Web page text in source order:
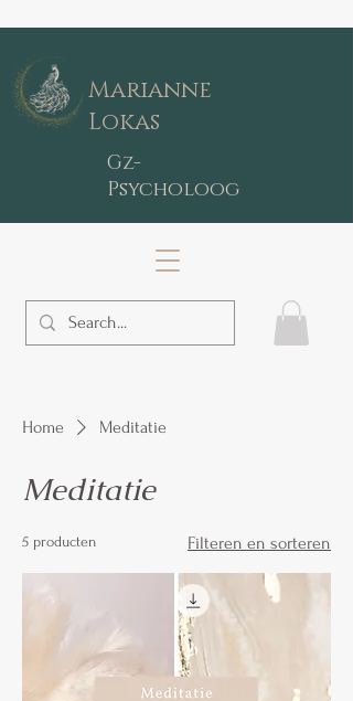
Marianne
Lokas
Gz-
Psycholoog
Home Meditatie
Meditatie
5 producten Filteren en sorteren